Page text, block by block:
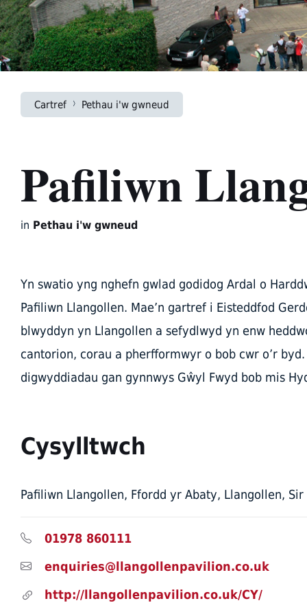
Cartref Pethau i'w gwneud
Pafiliwn
in Pethau i'w gwneud
Yn swatio yng nghefn gwlad godidog Ardal o
Pafiliwn Llangollen. Mae’n gartref i Eisteddfod
blwyddyn yn Llangollen a sefydlwyd yn enw
cantorion, corau a pherfformwyr o bob cwr o’r
digwyddiadau gan gynnwys Gŵyl Fwyd bob mis
Cysylltwch
Pafiliwn Llangollen, Ffordd yr Abaty, Llangollen, Sir
01978 860111
enquiries@llangollenpavilion.co.uk
http://llangollenpavilion.co.uk/CY/